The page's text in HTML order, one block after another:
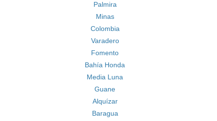
Palmira
Minas
Colombia
Varadero
Fomento
Bahía Honda
Media Luna
Guane
Alquízar
Baragua